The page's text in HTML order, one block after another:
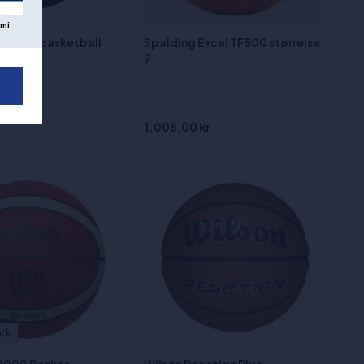
replika basketball
Spalding Excel TF500 størrelse
7
1.008,00 kr